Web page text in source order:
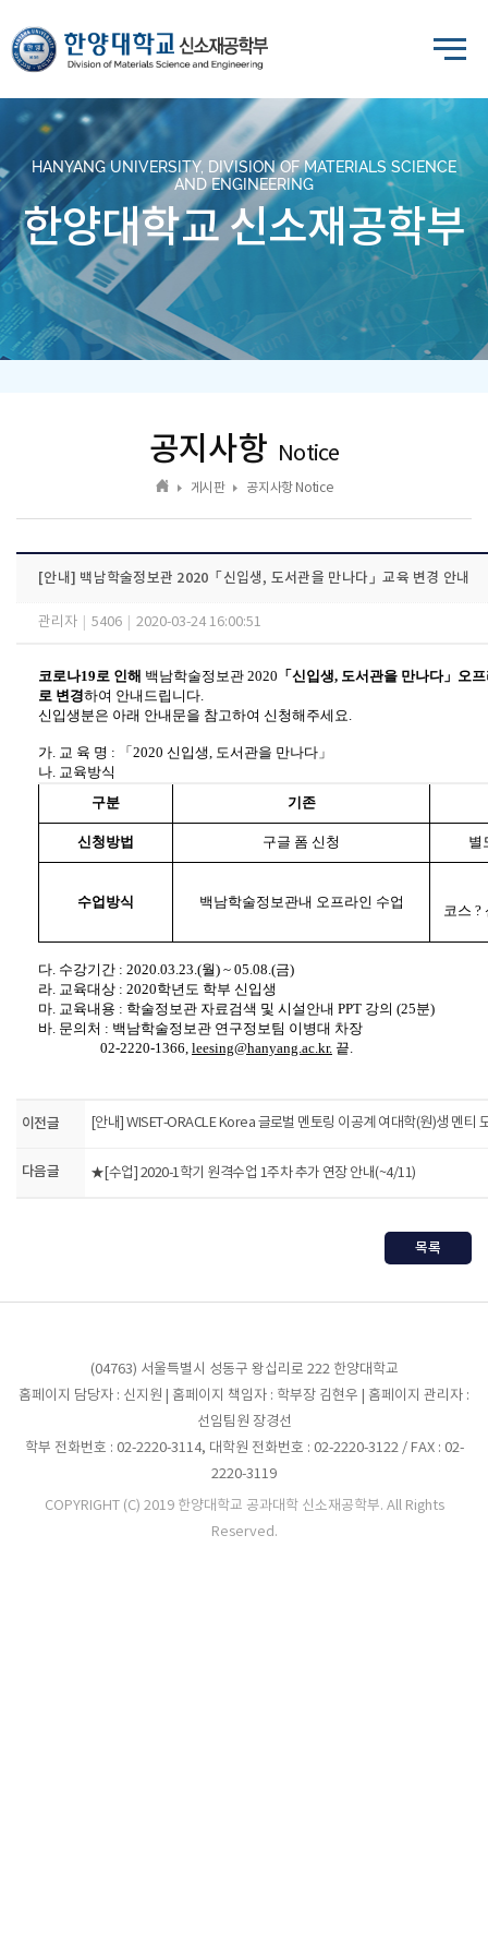
HANYANG UNIVERSITY, DIVISION OF MATERIALS SCIENCE
AND ENGINEERING
한양대학교 신소재공학부
공지사항 Notice
게시판 공지사항 Notice
[안내] 백남학술정보관 2020「신입생, 도서관을 만나다」교육 변경 안내
관리자 5406 2020-03-24 16:00:51
코로나19로 인해 백남학술정보관 2020 「 신입생, 도서관을 만나다」 오
로 변경하여 안내드립니다.
신입생분은 아래 안내문을 참고하여 신청해주세요.
가. 교 육 명 : 「 2020 신입생, 도서관을 만나다 」
나. 교육방식
구분
기존
신청방법 구글 폼 신청 별
수업방식 백남학술정보관내 오프라인 수업
코스 ?
다. 수강기간 : 2020.03.23.(월) ~ 05.08.(금)
라. 교육대상 : 2020학년도 학부 신입생
마. 교육내용 : 학술정보관 자료검색 및 시설안내 PPT 강의 (25분)
바. 문의처 : 백남학술정보관 연구정보팀 이병대 차장
02-2220-1366, leesing@hanyang.ac.kr. 끝.
이전글 [안내] WISET-ORACLE Korea 글로벌 멘토링 이공계 여대학(원)생 멘티
다음글 ★[수업] 2020-1학기 원격수업 1주차 추가 연장 안내(~4/11)
목록
(04763) 서울특별시 성동구 왕십리로 222 한양대학교
홈페이지 담당자 : 신지원 | 홈페이지 책임자 : 학부장 김현우 | 홈페이지 관리자 :
선임팀원 장경선
학부 전화번호 : 02-2220-3114, 대학원 전화번호 : 02-2220-3122 / FAX : 02-
2220-3119
COPYRIGHT (C) 2019 한양대학교 공과대학 신소재공학부. All Rights
Reserved.